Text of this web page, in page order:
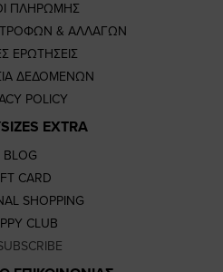
ΠΛΗΡΩΜΗΣ
& ΑΛΛΑΓΩΝ
ΕΡΩΤΗΣΕΙΣ
ΔΕΔΟΜΕΝΩΝ
POLICY
EXTRA
BLOG
CARD
SHOPPING
CLUB